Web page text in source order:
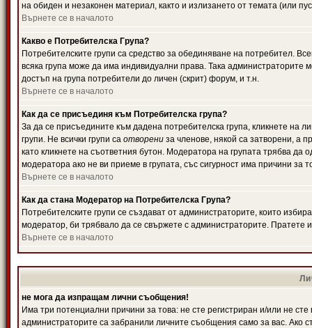
на обиден и незаконен материал, както и излизането от темата (или
Върнете се в началото
Какво е Потребителска Група?
Потребителските групи са средство за обединяване на потребител.
всяка група може да има индивидуални права. Така
достъп на група потребители до личен (скрит) форум, и т.н.
Върнете се в началото
Как да се присъединя към Потребителска група?
За да се присъедините към дадена потребителска група, кликнете на
групи. Не всички групи са отворени за членове, някой са затворени, а
като кликнете на съответния бутон. Модератора на групата трябва
модератора ако не ви приеме в групата, със сигурност има причини за
Върнете се в началото
Как да стана Модератор на Потребителска Група?
Потребителските групи се създават от администраторите, които
модератор, би трябвало да се свържете с администраторите.
Върнете се в началото
не мога да изпращам лични съобщения!
Има три потенциални причини за това: не сте регистриран и/или не
администраторите са забранили личните съобщения само за вас. Ако